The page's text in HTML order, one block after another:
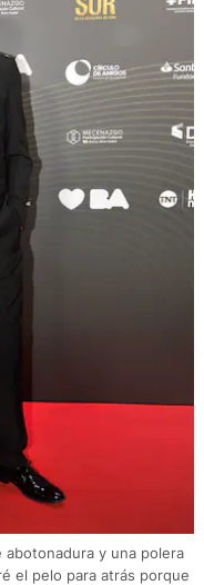
y una polera
el pelo para atrás porque